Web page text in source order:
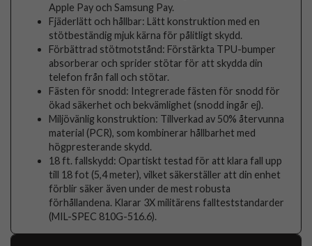
Apple Pay och Samsung Pay.
Fjäderlätt och hållbar: Lätt konstruktion med en
stötbeständig mjuk kärna för pålitligt skydd.
Förbättrad stötmotstånd: Förstärkta TPU-bumper
absorberar och sprider stötar för att skydda din
telefon från fall och stötar.
Fästen för snodd: Integrerade fästen för snodd för
ökad säkerhet och bekvämlighet (snodd ingår ej).
Miljövänlig konstruktion: Tillverkad av 50% återvunna
material (PCR), som kombinerar hållbarhet med
högpresterande skydd.
18 ft. fallskydd: Opartiskt testad för att klara fall upp
till 18 fot (5,4 meter), vilket säkerställer att din enhet
förblir säker även under de mest robusta
förhållandena. Klarar 3X militärens fallteststandarder
(MIL-SPEC 810G-516.6).